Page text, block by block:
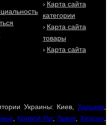
Карта сайта
категории
Карта сайта
товары
Карта сайта
Украины: Киев, Харьков,
, Кривой Рог,Львов,Херсон,